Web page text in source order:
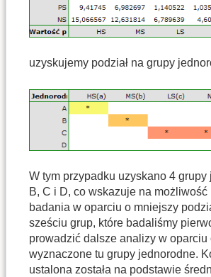
uzyskujemy podział na grupy
W tym przypadku uzyskano 4 grupy
B, C i D, co wskazuje na
badania w oparciu o mniejszy
sześciu grup, które badaliśmy
prowadzić dalsze analizy w oparciu
wyznaczone tu grupy jednorodne.
ustalona została na podstawie